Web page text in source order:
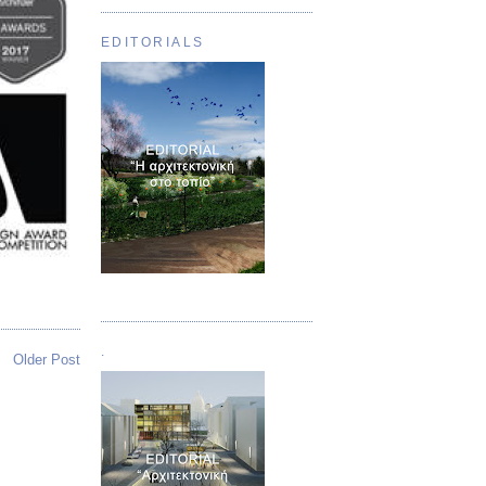
Older Post
EDITORIALS
.